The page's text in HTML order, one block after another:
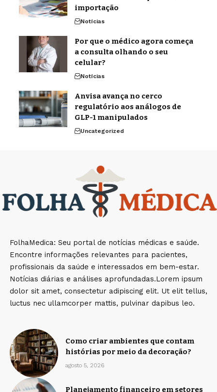
importação
Notícias
Por que o médico agora começa
a consulta olhando o seu
celular?
Notícias
Anvisa avança no cerco
regulatório aos análogos de
GLP-1 manipulados
Uncategorized
FolhaMedica: Seu portal de notícias médicas e saúde.
Encontre informações relevantes para pacientes,
profissionais da saúde e interessados em bem-estar.
Notícias diárias e análises aprofundadas.Lorem ipsum
dolor sit amet, consectetur adipiscing elit. Ut elit tellus,
luctus nec ullamcorper mattis, pulvinar dapibus leo.
Como criar ambientes que contam
histórias por meio da decoração?
agosto 5, 2026
Planejamento financeiro em setores